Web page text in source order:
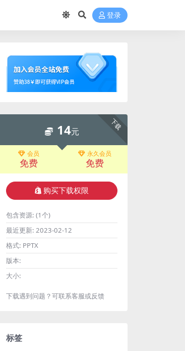
登录
下载
14元
会员
免费
永久会员
免费
购买下载权限
包含资源: (1个)
最近更新: 2023-02-12
格式: PPTX
版本:
大小:
下载遇到问题？可联系客服或反馈
标签